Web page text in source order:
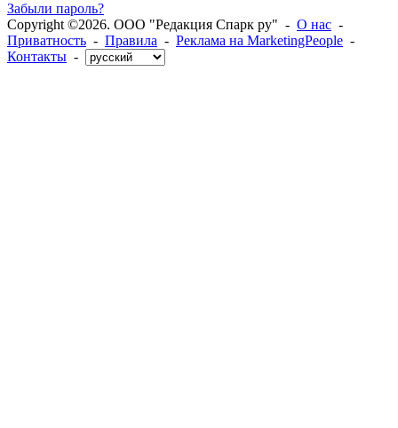
Забыли пароль?
Copyright ©2026. ООО "Редакция Спарк ру" - О нас -
Приватность - Правила - Реклама на MarketingPeople -
Контакты -